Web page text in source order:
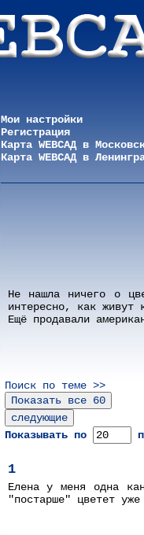
Мои настройки
Регистрация
Карта WEBСАД в
Карта WEBСАД в
Не нашла ничего о
интересно, как живут
Ещё продавали
Поиск по теме >>
Показывать по
1
Елена у меня одна
"постарше" цветет